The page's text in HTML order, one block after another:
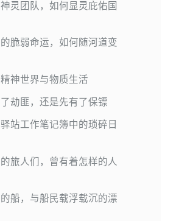
灵团队，如何显灵庇佑国
脆弱命运，如何随河道变
神世界与物质生活
劫匪，还是先有了保镖
站工作笔记簿中的琐碎日
旅人们，曾有着怎样的人
船，与船民载浮载沉的漂